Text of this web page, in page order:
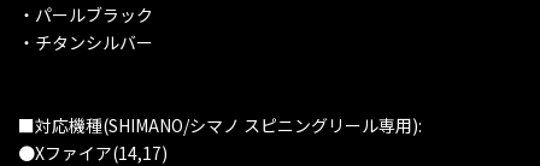
・パールブラック
・チタンシルバー
■対応機種(SHIMANO/シマノ スピニングリール専用):
●Xファイア(14,17)